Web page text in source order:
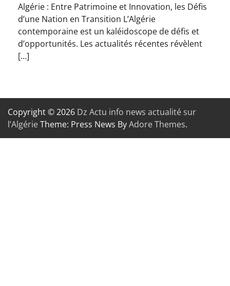
Algérie : Entre Patrimoine et Innovation, les Défis
d’une Nation en Transition L’Algérie
contemporaine est un kaléidoscope de défis et
d’opportunités. Les actualités récentes révèlent
[…]
Copyright © 2026 Dz Actu info news actualité sur
l’AlgérieTheme: Press News ByAdore Themes.